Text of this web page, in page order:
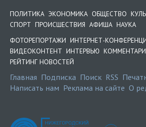
ПОЛИТИКА ЭКОНОМИКА ОБЩЕСТВО
СПОРТ ПРОИСШЕСТВИЯ АФИША НАУКА
ФОТОРЕПОРТАЖИ ИНТЕРНЕТ-
ВИДЕОКОНТЕНТ ИНТЕРВЬЮ
РЕЙТИНГ НОВОСТЕЙ
Главная Подписка Поиск RSS
Написать нам Реклама на сайте О